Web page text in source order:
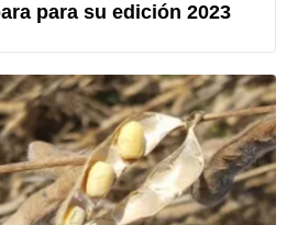
para su edición 2023